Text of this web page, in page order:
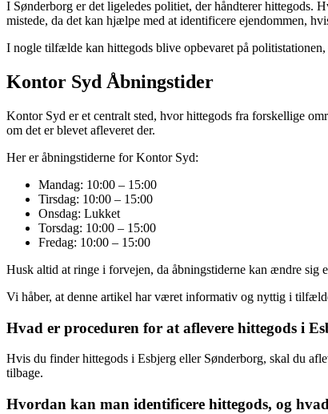
I Sønderborg er det ligeledes politiet, der håndterer hittegods.
mistede, da det kan hjælpe med at identificere ejendommen,
I nogle tilfælde kan hittegods blive opbevaret på
Kontor Syd Åbningstider
Kontor Syd er et centralt sted, hvor hittegods fra forskellige
om det er blevet afleveret der.
Her er åbningstiderne for Kontor Syd:
Mandag: 10:00 – 15:00
Tirsdag: 10:00 – 15:00
Onsdag: Lukket
Torsdag: 10:00 – 15:00
Fredag: 10:00 – 15:00
Husk altid at ringe i forvejen, da åbningstiderne kan ændre
Vi håber, at denne artikel har været informativ og nyttig i
Hvad er proceduren for at aflevere hittegods i
Hvis du finder hittegods i Esbjerg eller Sønderborg, skal du
tilbage.
Hvordan kan man identificere hittegods, og